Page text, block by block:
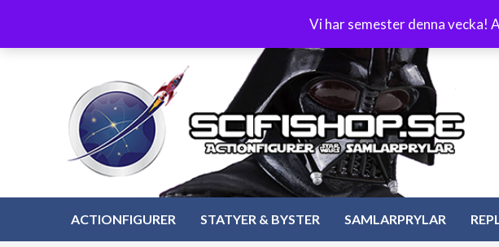
Vi har semester denna vecka!
innehåll
Öppet köp 30 dagar Frakt 89 kr
ACTIONFIGURER STATYER & BYSTER SAMLARPRYLAR